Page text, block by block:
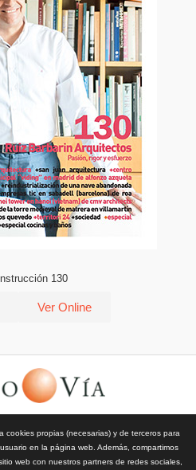
130
Ver Online
Legal y Privacidad|Política de
cookies propias (necesarias) y de terceros para
en la página web. Además, compartimos
web con nuestros partners de redes sociales,